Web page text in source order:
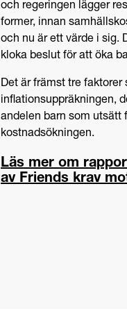
och regeringen lägger
former, innan
och nu är ett värde i sig.
kloka beslut för att öka
Det är främst tre
inflationsuppräkningen,
andelen barn som utsätt
kostnadsökningen.
Läs mer om
av Friends krav